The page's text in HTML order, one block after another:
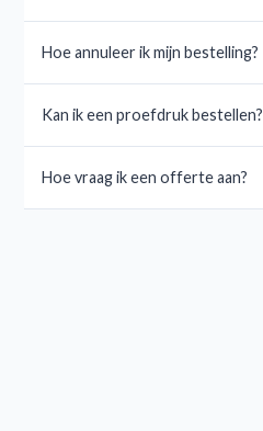
Hoe annuleer ik mijn bestelling?
Kan ik een proefdruk bestellen?
Hoe vraag ik een offerte aan?